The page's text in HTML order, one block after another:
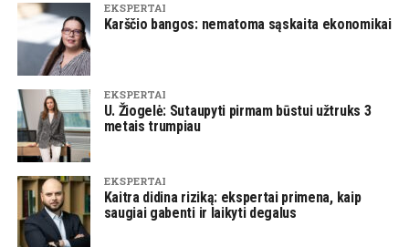
EKSPERTAI
Karščio bangos: nematoma sąskaita ekonomikai
EKSPERTAI
U. Žiogelė: Sutaupyti pirmam būstui užtruks 3
metais trumpiau
EKSPERTAI
Kaitra didina riziką: ekspertai primena, kaip
saugiai gabenti ir laikyti degalus